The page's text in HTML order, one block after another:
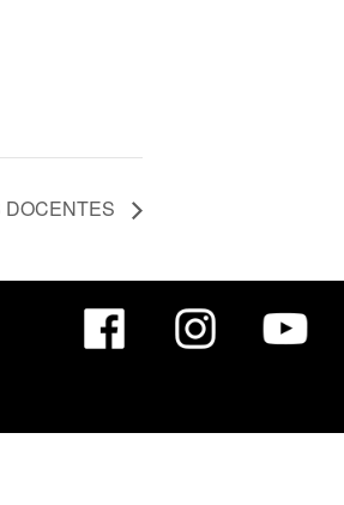
DOCENTES